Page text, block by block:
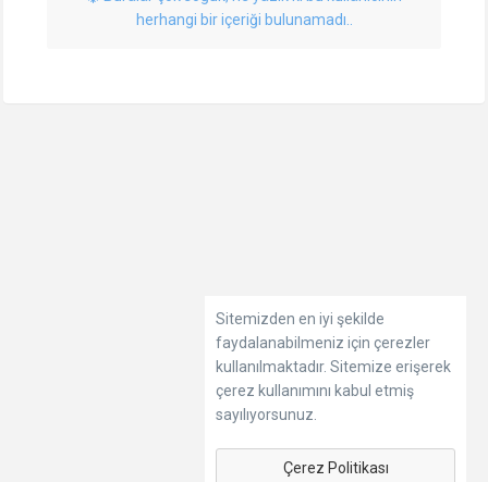
herhangi bir içeriği bulunamadı..
Sitemizden en iyi şekilde
faydalanabilmeniz için çerezler
kullanılmaktadır. Sitemize erişerek
çerez kullanımını kabul etmiş
sayılıyorsunuz.
Çerez Politikası